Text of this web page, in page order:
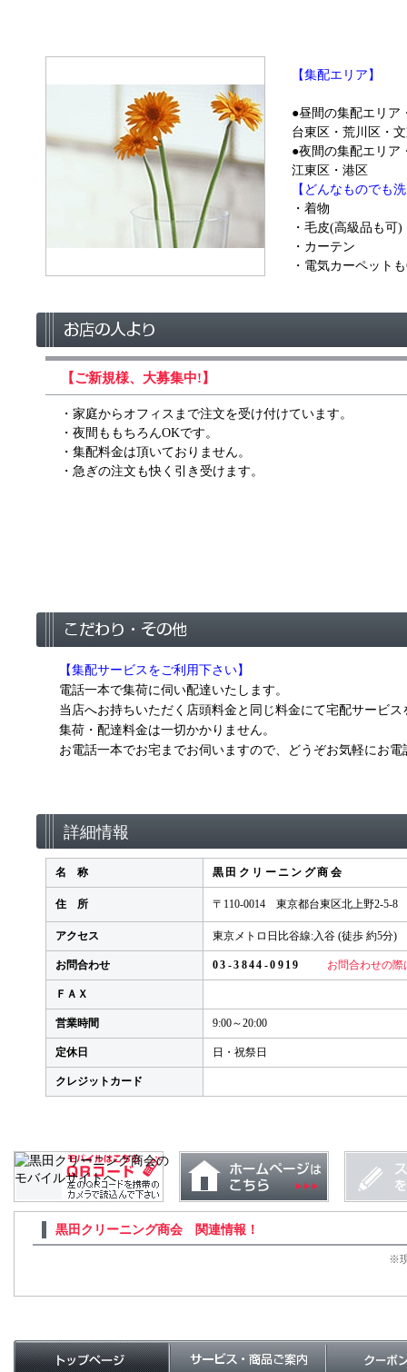
【集配エリア】
●昼間の集配エリア
台東区・荒川区・
●夜間の集配エリア
江東区・港区
【どんなものでも
・着物
・毛皮(高級品も可)
・カーテン
・電気カーペット
【ご新規様、大募集中!】
・家庭からオフィスまで注文を受け付けています。
・夜間ももちろんOKです。
・集配料金は頂いておりません。
・急ぎの注文も快く引き受けます。
【集配サービスをご利用下さい】
電話一本で集荷に伺い配達いたします。
当店へお持ちいただく店頭料金と同じ料金にて宅配サービ
集荷・配達料金は一切かかりません。
お電話一本でお宅までお伺いますので、どうぞお気軽にお電
詳細情報
名 称 黒田クリーニング商会
住 所 〒110-0014 東京都台東区北上野2-5-8
アクセス 東京メトロ日比谷線:入谷 (徒歩 約5分)
お問合わせ 03-3844-0919 お問合わせの
ＦＡＸ
営業時間 9:00～20:00
定休日 日・祝祭日
クレジットカード
黒田クリーニング商会 関連情報！
※